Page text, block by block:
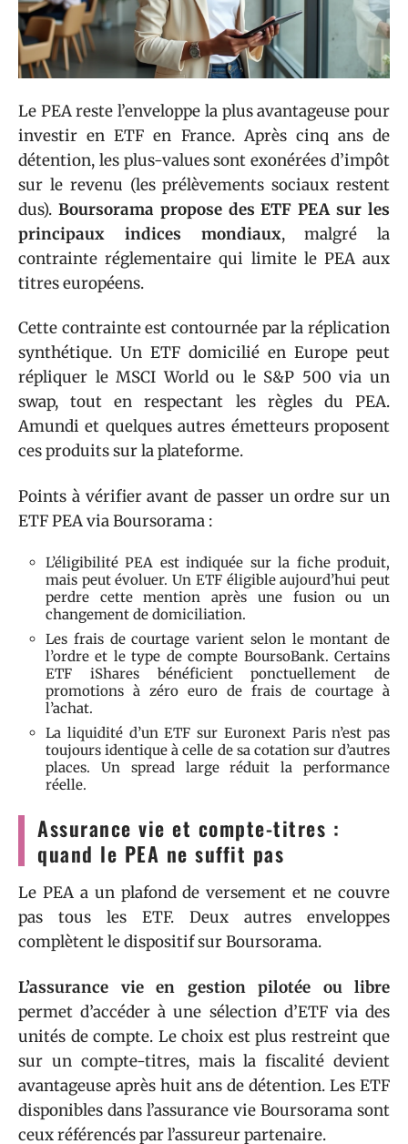
Le PEA reste l’enveloppe la plus avantageuse pour
investir en ETF en France. Après cinq ans de
détention, les plus-values sont exonérées d’impôt
sur le revenu (les prélèvements sociaux restent
dus). Boursorama propose des ETF PEA sur les
principaux indices mondiaux, malgré la
contrainte réglementaire qui limite le PEA aux
titres européens.
Cette contrainte est contournée par la réplication
synthétique. Un ETF domicilié en Europe peut
répliquer le MSCI World ou le S&P 500 via un
swap, tout en respectant les règles du PEA.
Amundi et quelques autres émetteurs proposent
ces produits sur la plateforme.
Points à vérifier avant de passer un ordre sur un
ETF PEA via Boursorama :
L’éligibilité PEA est indiquée sur la fiche produit,
mais peut évoluer. Un ETF éligible aujourd’hui peut
perdre cette mention après une fusion ou un
changement de domiciliation.
Les frais de courtage varient selon le montant de
l’ordre et le type de compte BoursoBank. Certains
ETF iShares bénéficient ponctuellement de
promotions à zéro euro de frais de courtage à
l’achat.
La liquidité d’un ETF sur Euronext Paris n’est pas
toujours identique à celle de sa cotation sur d’autres
places. Un spread large réduit la performance
réelle.
Assurance vie et compte-titres :
quand le PEA ne suffit pas
Le PEA a un plafond de versement et ne couvre
pas tous les ETF. Deux autres enveloppes
complètent le dispositif sur Boursorama.
L’assurance vie en gestion pilotée ou libre
permet d’accéder à une sélection d’ETF via des
unités de compte. Le choix est plus restreint que
sur un compte-titres, mais la fiscalité devient
avantageuse après huit ans de détention. Les ETF
disponibles dans l’assurance vie Boursorama sont
ceux référencés par l’assureur partenaire.